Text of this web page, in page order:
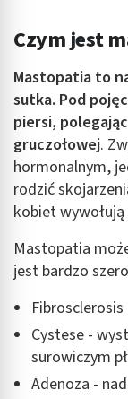
Czym jest
Mastopatia to
sutka. Pod
piersi,
gruczołowej.
hormonalnym,
rodzić
kobiet
Mastopatia
jest bardzo
Cystese -
surowiczym
Adenoza -